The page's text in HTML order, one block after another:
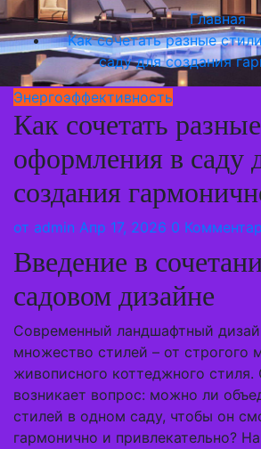
Главная
Как сочетать разные
саду для создания
Энергоэффективность
Как сочетать
оформления в саду
создания
от admin Апр 17, 2026 0
Введение в
садовом дизайне
Современный ландшафтный
множество стилей – от строгого
живописного коттеджного стиля.
возникает вопрос: можно ли
стилей в одном саду, чтобы он
гармонично и привлекательно?